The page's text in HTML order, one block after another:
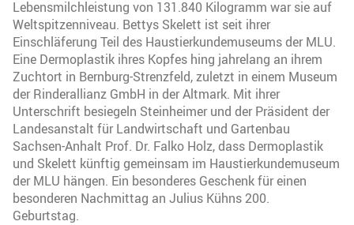
Lebensmilchleistung von 131.840 Kilogramm war sie auf
Weltspitzenniveau. Bettys Skelett ist seit ihrer
Einschläferung Teil des Haustierkundemuseums der MLU.
Eine Dermoplastik ihres Kopfes hing jahrelang an ihrem
Zuchtort in Bernburg-Strenzfeld, zuletzt in einem Museum
der Rinderallianz GmbH in der Altmark. Mit ihrer
Unterschrift besiegeln Steinheimer und der Präsident der
Landesanstalt für Landwirtschaft und Gartenbau
Sachsen-Anhalt Prof. Dr. Falko Holz, dass Dermoplastik
und Skelett künftig gemeinsam im Haustierkundemuseum
der MLU hängen. Ein besonderes Geschenk für einen
besonderen Nachmittag an Julius Kühns 200.
Geburtstag.